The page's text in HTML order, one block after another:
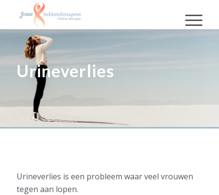
Urineverlies
Urineverlies is een probleem waar veel vrouwen
tegen aan lopen.